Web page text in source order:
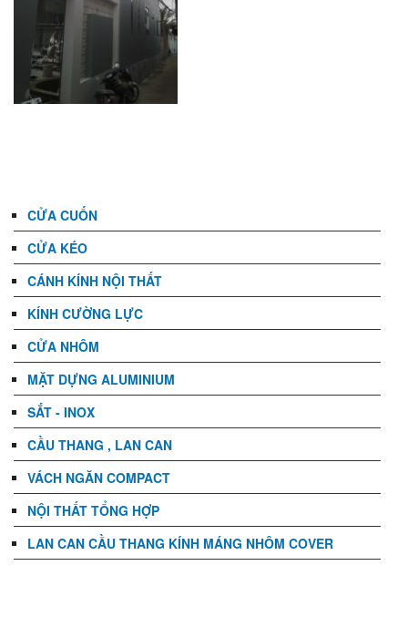
CỬA CUỐN
CỬA KÉO
CÁNH KÍNH NỘI THẤT
KÍNH CƯỜNG LỰC
CỬA NHÔM
MẶT DỰNG ALUMINIUM
SẮT - INOX
CẦU THANG , LAN CAN
VÁCH NGĂN COMPACT
NỘI THẤT TỔNG HỢP
LAN CAN CẦU THANG KÍNH MÁNG NHÔM COVER